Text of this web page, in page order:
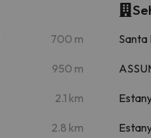
700 m
950 m
2.1 km
2.8 km
Santa